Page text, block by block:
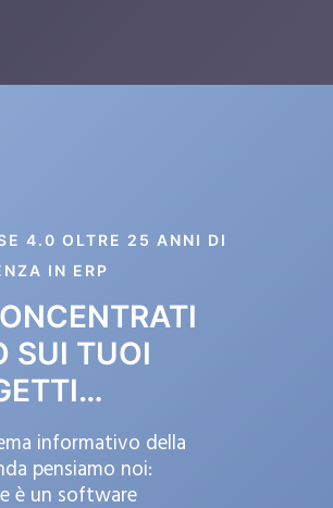
4.0 OLTRE 25 ANNI DI
IN ERP
SUI TUOI
informativo della
pensiamo noi:
è un software